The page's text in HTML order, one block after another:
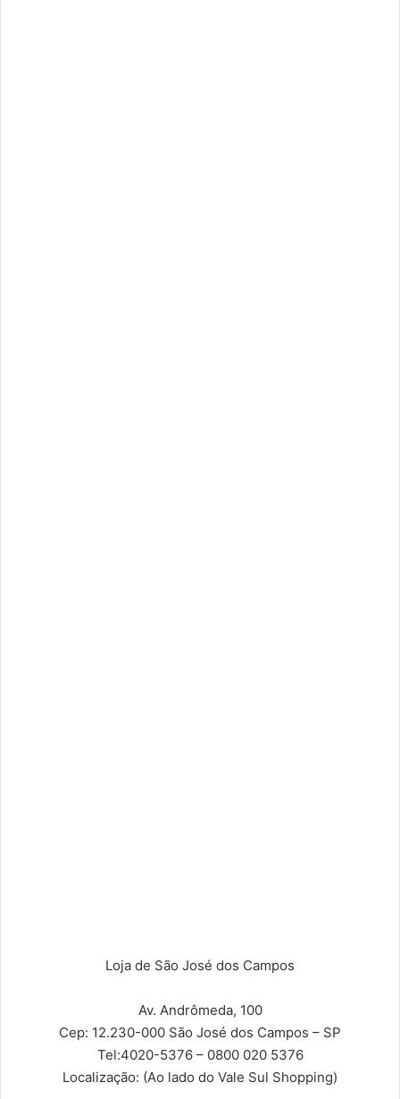
Loja de São José dos Campos
Av. Andrômeda, 100
Cep: 12.230-000 São José dos Campos – SP
Tel:4020-5376 – 0800 020 5376
Localização: (Ao lado do Vale Sul Shopping)